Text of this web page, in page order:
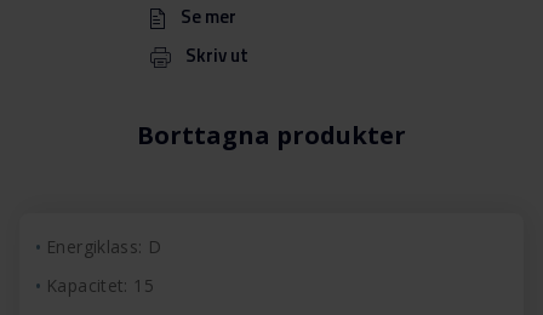
Borttagna produkter
Se mer
Skriv ut
Energiklass: D
Kapacitet: 15